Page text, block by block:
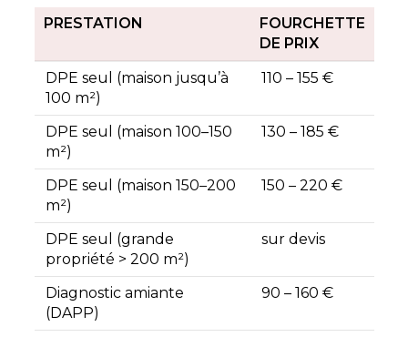
PRESTATION
FOURCHETTE
DE PRIX
DPE seul (maison jusqu’à
100 m²)
110 – 155 €
DPE seul (maison 100–150
m²)
130 – 185 €
DPE seul (maison 150–200
m²)
150 – 220 €
DPE seul (grande
propriété > 200 m²)
sur devis
Diagnostic amiante
(DAPP)
90 – 160 €